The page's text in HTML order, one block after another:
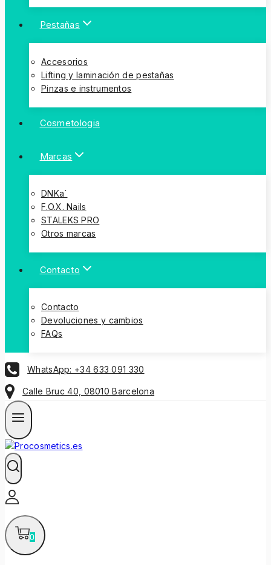
Pestañas
Accesorios
Lifting y laminación de pestañas
Pinzas e instrumentos
Cosmetologia
Marcas
DNKa´
F.O.X. Nails
STALEKS PRO
Otros marcas
Contacto
Contacto
Devoluciones y cambios
FAQs
WhatsApp: +34 633 091 330
Calle Bruc 40, 08010 Barcelona
0